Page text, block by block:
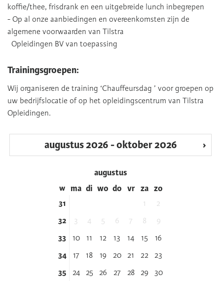
koffie/thee, frisdrank en een uitgebreide lunch inbegrepen
- Op al onze aanbiedingen en overeenkomsten zijn de
algemene voorwaarden van Tilstra
Opleidingen BV van toepassing
Trainingsgroepen:
Wij organiseren de training ‘Chauffeursdag ’ voor groepen op
uw bedrijfslocatie of op het opleidingscentrum van Tilstra
Opleidingen.
augustus 2026 - oktober 2026 ›
augustus
w ma di wo do vr za zo
31 1
2
32
3 4 5 6 7 8
9
33
10 11 12 13 14 15
16
34
17 18 19 20 21 22
23
35
24 25 26 27 28 29 30